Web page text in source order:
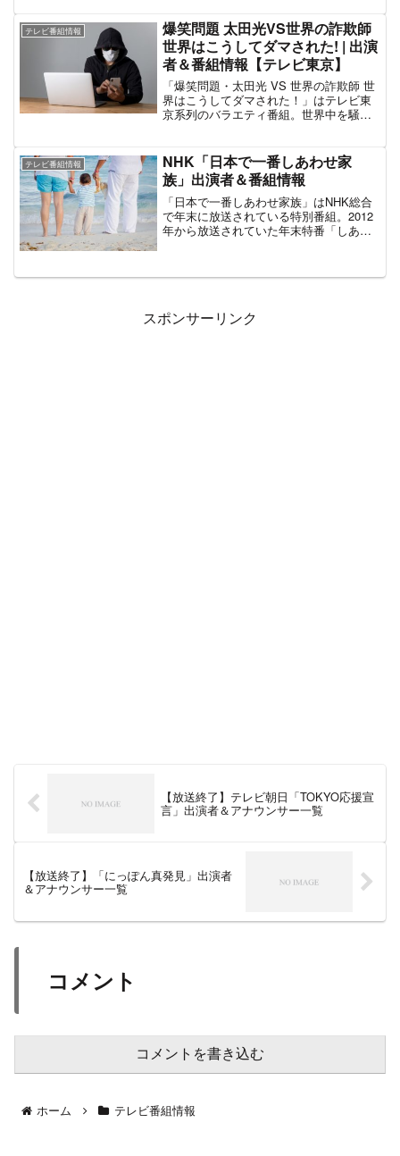
おり、特番シリーズ化されている。そし
て2021年10月29日より同番組のレギュラ
ー放送がスタート。番組MCのハライチ・
澤部佑は特番時代からスタジオゲストと
して出演していたが、レギュラー放送を
機に番組MCに起用された。
体験が可能な「家族でできる面白ツア
ー」を紹介していくことがテーマとなっ
ており、公式には「週末のお得な楽しみ
方をお届けするおでかけバラエティー」
とされている。基本的にツアーは東京か
ら日帰りできる範囲が紹介されるため、
主に関東の観光地や伊豆半島などに偏る
ことが多い。ただし、特番放送時には例
広がることもある。メインとなる出演者
はお笑いコンビ「キャイ～ン」と番組内
でツアーガイドと呼ばれる女性キャスト
である。（長らく不在だったが2020年9月
5日放送より4代目としてフジテレビアナ
ウンサー・渡邊渚が就任している）。週
替わりのレギュラー出演者が1名、そして
みである。
テレビ番組情報
爆笑問題 太田光VS世界の詐欺師
世界はこうしてダマされた! | 出演
者＆番組情報【テレビ東京】
「爆笑問題・太田光 VS 世界の詐欺師 世
界はこうしてダマされた！」はテレビ東
京系列のバラエティ番組。世界中を騒が
介。また、詐欺師たちに立ちむあった事
件記者や警察関係者の視点にも注目し、
彼らは”いったいどうやって詐欺を見抜い
たのか？”も追っていく。2020年7月12日
に「日曜ビッグバラエティ」枠で第1弾、
同年11月8日に第2弾をそれぞれ放送。番
組MCは爆笑問題の太田光、アシスタント
2020年11月8日放送の第2弾。「デニス・
ロッドマンらスポーツ界のスーパースタ
テレビ番組情報
NHK「日本で一番しあわせ家
族」出演者＆番組情報
「日本で一番しあわせ家族」はNHK総合
で年末に放送されている特別番組。2012
年から放送されていた年末特番「しあわ
ニュース」を継承しており、さらに「日
本で一番しあわせ家族」はタイトル通り
スポンサーリンク
【放送終了】テレビ朝日「TOKYO応援宣
言」出演者＆アナウンサー一覧
【放送終了】「にっぽん真発見」出演者
＆アナウンサー一覧
コメント
コメントを書き込む
ホーム テレビ番組情報